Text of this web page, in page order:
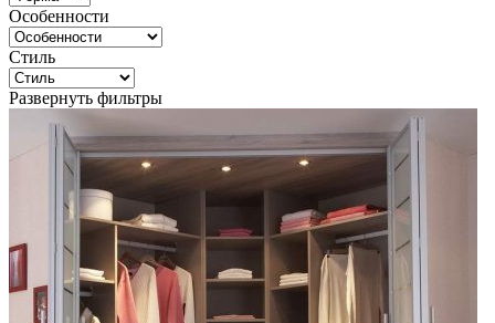
Особенности
Стиль
Развернуть фильтры